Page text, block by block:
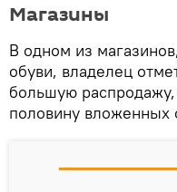
Магазины
В одном из
обуви, владелец
большую
половину вложенных